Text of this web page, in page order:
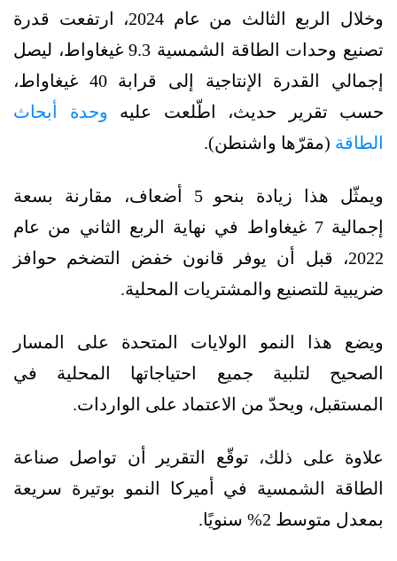
وخلال الربع الثالث من عام 2024، ارتفعت قدرة
تصنيع وحدات الطاقة الشمسية 9.3 غيغاواط، ليصل
إجمالي القدرة الإنتاجية إلى قرابة 40 غيغاواط،
حسب تقرير حديث، اطّلعت عليه وحدة أبحاث
الطاقة (مقرّها واشنطن).
ويمثّل هذا زيادة بنحو 5 أضعاف، مقارنة بسعة
إجمالية 7 غيغاواط في نهاية الربع الثاني من عام
2022، قبل أن يوفر قانون خفض التضخم حوافز
ضريبية للتصنيع والمشتريات المحلية.
ويضع هذا النمو الولايات المتحدة على المسار
الصحيح لتلبية جميع احتياجاتها المحلية في
المستقبل، ويحدّ من الاعتماد على الواردات.
علاوة على ذلك، توقّع التقرير أن تواصل صناعة
الطاقة الشمسية في أميركا النمو بوتيرة سريعة
بمعدل متوسط 2% سنويًا.